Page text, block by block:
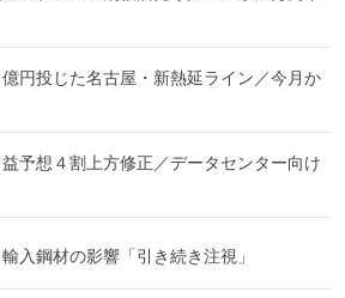
円投じた名古屋・新熱延ライン／今月か
予想４割上方修正／データセンター向け
入鋼材の影響「引き続き注視」